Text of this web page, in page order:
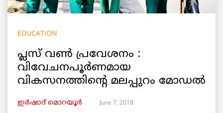
EDUCATION
പ്ലസ് വണ്‍ പ്രവേശനം :
വിവേചനപൂര്‍ണമായ
വികസനത്തിന്റെ മലപ്പുറം മോഡല്‍
ഇര്‍ഷാദ് മൊറയൂര്‍ June 7, 2018